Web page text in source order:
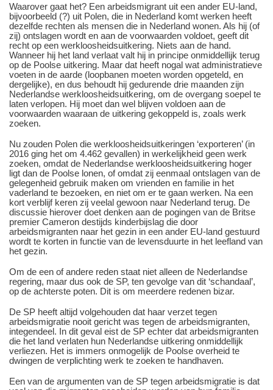
Waarover gaat het? Een arbeidsmigrant uit een ander EU-land,
bijvoorbeeld (?) uit Polen, die in Nederland komt werken heeft
dezelfde rechten als mensen die in Nederland wonen. Als hij (of
zij) ontslagen wordt en aan de voorwaarden voldoet, geeft dit
recht op een werkloosheidsuitkering. Niets aan de hand.
Wanneer hij het land verlaat valt hij in principe onmiddellijk terug
op de Poolse uitkering. Maar dat heeft nogal wat administratieve
voeten in de aarde (loopbanen moeten worden opgeteld, en
dergelijke), en dus behoudt hij gedurende drie maanden zijn
Nederlandse werkloosheidsuitkering, om de overgang soepel te
laten verlopen. Hij moet dan wel blijven voldoen aan de
voorwaarden waaraan de uitkering gekoppeld is, zoals werk
zoeken.
Nu zouden Polen die werkloosheidsuitkeringen ‘exporteren’ (in
2016 ging het om 4.462 gevallen) in werkelijkheid geen werk
zoeken, omdat de Nederlandse werkloosheidsuitkering hoger
ligt dan de Poolse lonen, of omdat zij eenmaal ontslagen van de
gelegenheid gebruik maken om vrienden en familie in het
vaderland te bezoeken, en niet om er te gaan werken. Na een
kort verblijf keren zij veelal gewoon naar Nederland terug. De
discussie hierover doet denken aan de pogingen van de Britse
premier Cameron destijds kinderbijslag die door
arbeidsmigranten naar het gezin in een ander EU-land gestuurd
wordt te korten in functie van de levensduurte in het leefland van
het gezin.
Om de een of andere reden staat niet alleen de Nederlandse
regering, maar dus ook de SP, ten gevolge van dit ‘schandaal’,
op de achterste poten. Dit is om meerdere redenen bizar.
De SP heeft altijd volgehouden dat haar verzet tegen
arbeidsmigratie nooit gericht was tegen de arbeidsmigranten,
integendeel. In dit geval eist de SP echter dat arbeidsmigranten
die het land verlaten hun Nederlandse uitkering onmiddellijk
verliezen. Het is immers onmogelijk de Poolse overheid te
dwingen de verplichting werk te zoeken te handhaven.
Een van de argumenten van de SP tegen arbeidsmigratie is dat